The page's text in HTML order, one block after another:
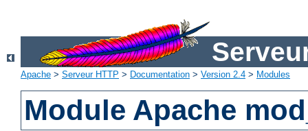
Apache > Serveur HTTP > Documentation > Version 2.4 > Modules
Module Apache